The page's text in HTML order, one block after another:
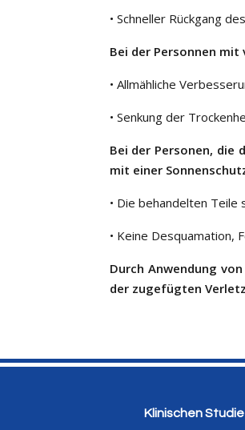
• Schneller Rückgang
Bei der Personnen
• Allmähliche
• Senkung der
Bei der Personen, die
mit einer
• Die behandelten
• Keine Desquamation,
Durch Anwendung
der zugefügten
Klinischen Studie